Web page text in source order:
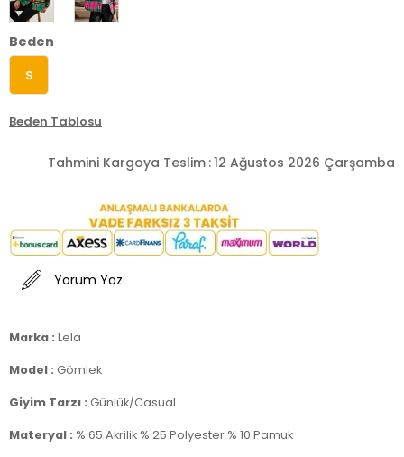
Beden
S
Beden Tablosu
Tahmini Kargoya Teslim :12 Ağustos 2026 Çarşamba
Yorum Yaz
Marka : Lela
Model : Gömlek
Giyim Tarzı : Günlük/Casual
Materyal : % 65 Akrilik % 25 Polyester % 10 Pamuk